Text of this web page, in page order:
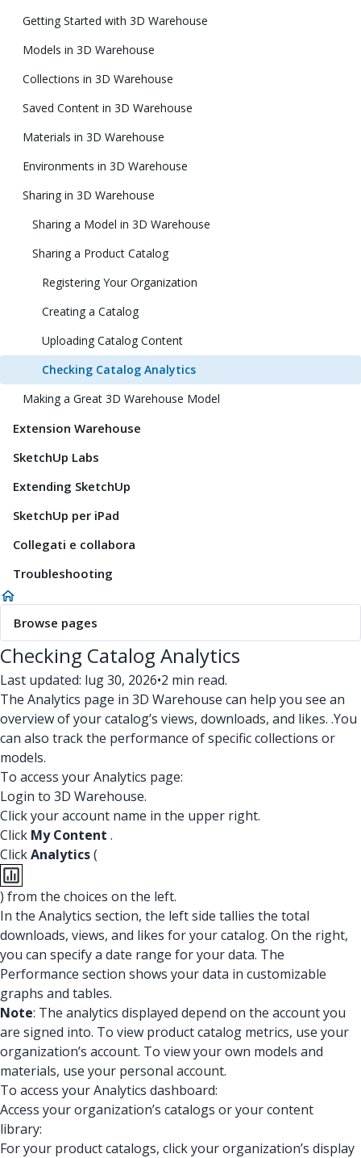
Getting Started with 3D Warehouse
Models in 3D Warehouse
Collections in 3D Warehouse
Saved Content in 3D Warehouse
Materials in 3D Warehouse
Environments in 3D Warehouse
Sharing in 3D Warehouse
Sharing a Model in 3D Warehouse
Sharing a Product Catalog
Registering Your Organization
Creating a Catalog
Uploading Catalog Content
Checking Catalog Analytics
Making a Great 3D Warehouse Model
Extension Warehouse
SketchUp Labs
Extending SketchUp
SketchUp per iPad
Collegati e collabora
Troubleshooting
Browse pages
Checking Catalog Analytics
Last updated: lug 30, 2026•2 min read.
The Analytics page in 3D Warehouse can help you see an
overview of your catalog’s views, downloads, and likes. .You
can also track the performance of specific collections or
models.
To access your Analytics page:
Login to 3D Warehouse.
Click your account name in the upper right.
Click My Content .
ClickAnalytics(
) from the choices on the left.
In the Analytics section, the left side tallies the total
downloads, views, and likes for your catalog. On the right,
you can specify a date range for your data. The
Performance section shows your data in customizable
graphs and tables.
Note: The analytics displayed depend on the account you
are signed into. To view product catalog metrics, use your
organization’s account. To view your own models and
materials, use your personal account.
To access your Analytics dashboard:
Access your organization’s catalogs or your content
library:
For your product catalogs, click your organization’s display